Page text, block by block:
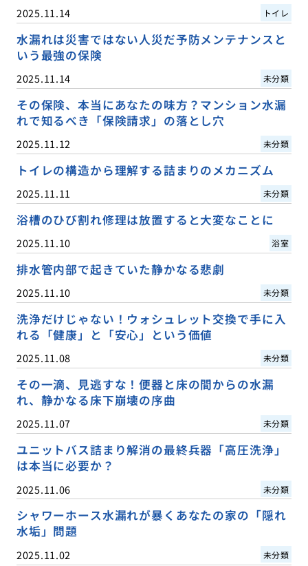
2025.11.14 トイレ
水漏れは災害ではない人災だ予防メンテナンスと
いう最強の保険
2025.11.14 未分類
その保険、本当にあなたの味方？マンション水漏
れで知るべき「保険請求」の落とし穴
2025.11.12 未分類
トイレの構造から理解する詰まりのメカニズム
2025.11.11 未分類
浴槽のひび割れ修理は放置すると大変なことに
2025.11.10 浴室
排水管内部で起きていた静かなる悲劇
2025.11.10 未分類
洗浄だけじゃない！ウォシュレット交換で手に入
れる「健康」と「安心」という価値
2025.11.08 未分類
その一滴、見逃すな！便器と床の間からの水漏
れ、静かなる床下崩壊の序曲
2025.11.07 未分類
ユニットバス詰まり解消の最終兵器「高圧洗浄」
は本当に必要か？
2025.11.06 未分類
シャワーホース水漏れが暴くあなたの家の「隠れ
水垢」問題
2025.11.02 未分類